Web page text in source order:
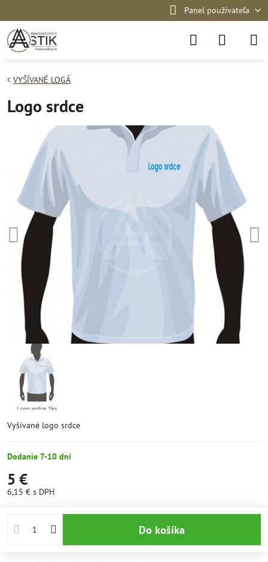
Panel používateľa
VYŠÍVANÉ LOGÁ
Logo srdce
Vyšívané logo srdce
Dodanie 7-10 dní
5 €
6,15 € s DPH
Do košíka